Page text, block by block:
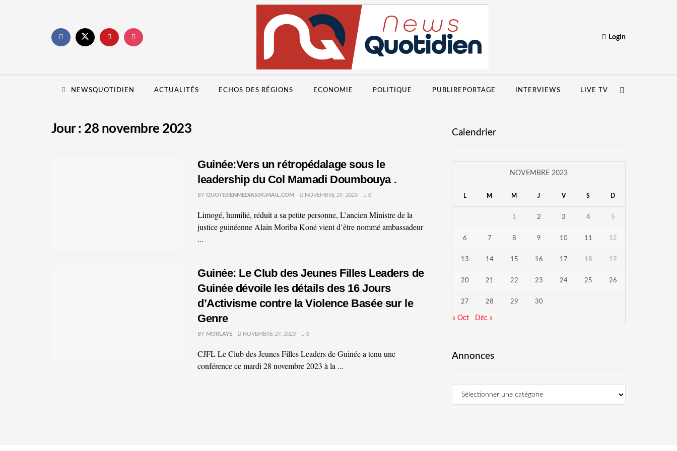
Login
NEWSQUOTIDIEN ACTUALITÉS ECHOS DES RÉGIONS ECONOMIE POLITIQUE PUBLIREPORTAGE INTERVIEWS LIVE TV
Jour : 28 novembre 2023
Guinée:Vers un rétropédalage sous le
leadership du Col Mamadi Doumbouya .
BY QUOTIDIENMEDIAS@GMAIL.COM NOVEMBRE 29, 2023 0
Limogé, humilié, réduit a sa petite personne, L’ancien Ministre de la
justice guinéenne Alain Moriba Koné vient d’être nommé ambassadeur
...
Guinée: Le Club des Jeunes Filles Leaders de
Guinée dévoile les détails des 16 Jours
d’Activisme contre la Violence Basée sur le
Genre
BY MORLAYE NOVEMBRE 29, 2023 0
CJFL Le Club des Jeunes Filles Leaders de Guinée a tenu une
conférence ce mardi 28 novembre 2023 à la ...
Calendrier
NOVEMBRE 2023
L M M J V S D
1 2 3 4 5
6 7 8 9 10 11 12
13 14 15 16 17 18 19
20 21 22 23 24 25 26
27 28 29 30
« Oct Déc »
Annonces